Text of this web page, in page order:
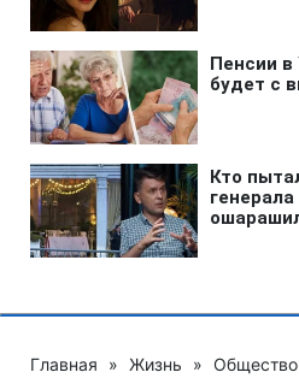
Главная » Жизнь » Общество